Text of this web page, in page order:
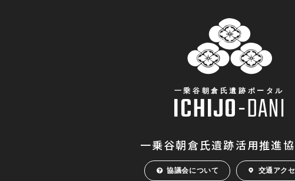
一乗谷朝倉氏遺跡ポータル
ICHIJO-DANI
一乗谷朝倉氏遺跡活用推進
協議会について 交通アク